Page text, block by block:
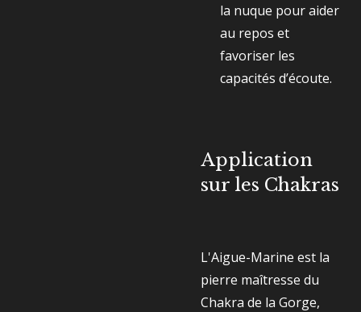
la nuque pour aider
au repos et
favoriser les
capacités d’écoute.
Application
sur les Chakras
L'Aigue-Marine est la
pierre maîtresse du
Chakra de la Gorge,